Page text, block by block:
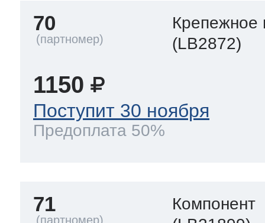
70
Крепежное
(LB2872)
1150
Поступит 30 ноября
Предоплата 50%
71
Компонент